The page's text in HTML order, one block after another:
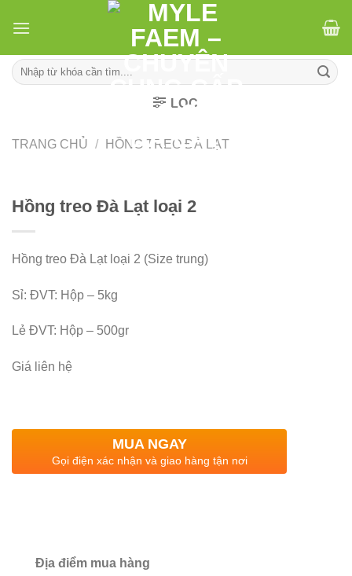
Tìm
kiếm:
LỌC
TRANG CHỦ / HỒNG TREO ĐÀ LẠT
Hồng treo Đà Lạt loại 2
Hồng treo Đà Lạt loại 2 (Size trung)
Sỉ: ĐVT: Hộp – 5kg
Lẻ ĐVT: Hộp – 500gr
Giá liên hệ
MUA NGAY
Gọi điện xác nhận và giao hàng tận nơi
Địa điểm mua hàng